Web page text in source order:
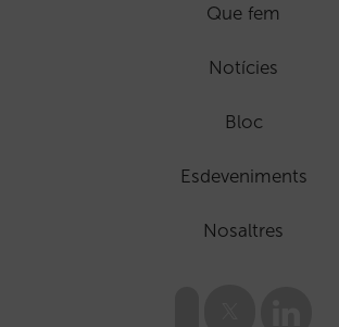
Que fem
Notícies
Bloc
Esdeveniments
Nosaltres